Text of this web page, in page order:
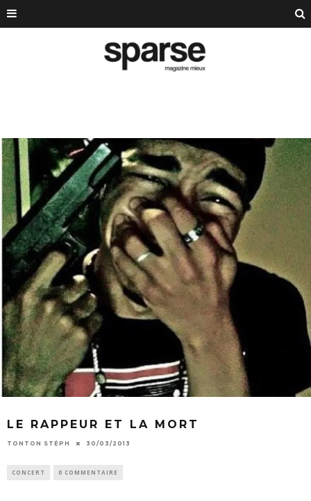
LE RAPPEUR ET LA MORT
TONTON STÉPH 30/03/2013
CONCERT 0 COMMENTAIRE